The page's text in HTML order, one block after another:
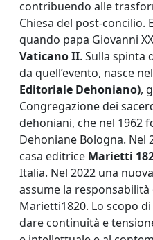
contribuendo alle
Chiesa del post-concilio.
quando papa Giovanni
Vaticano II. Sulla spinta
da quell’evento, nasce
Editoriale Dehoniano),
Congregazione dei
dehoniani, che nel 1962
Dehoniane Bologna. Nel
casa editrice Marietti
Italia. Nel 2022 una
assume la responsabilità
Marietti1820. Lo scopo
dare continuità e